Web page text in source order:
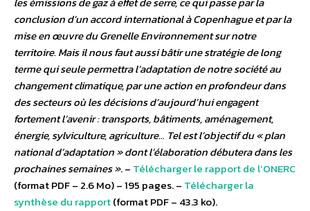
conclusion d’un accord international à Copenhague et par la
mise en œuvre du Grenelle Environnement sur notre
territoire. Mais il nous faut aussi bâtir une stratégie de long
terme qui seule permettra l’adaptation de notre société au
changement climatique, par une action en profondeur dans
des secteurs où les décisions d’aujourd’hui engagent
fortement l’avenir : transports, bâtiments, aménagement,
énergie, sylviculture, agriculture… Tel est l’objectif du « plan
national d’adaptation » dont l’élaboration débutera dans les
prochaines semaines ». – Télécharger le rapport de l’ONERC
(format PDF – 2.6 Mo) – 195 pages. – Télécharger la
synthèse du rapport(format PDF – 43.3 ko).